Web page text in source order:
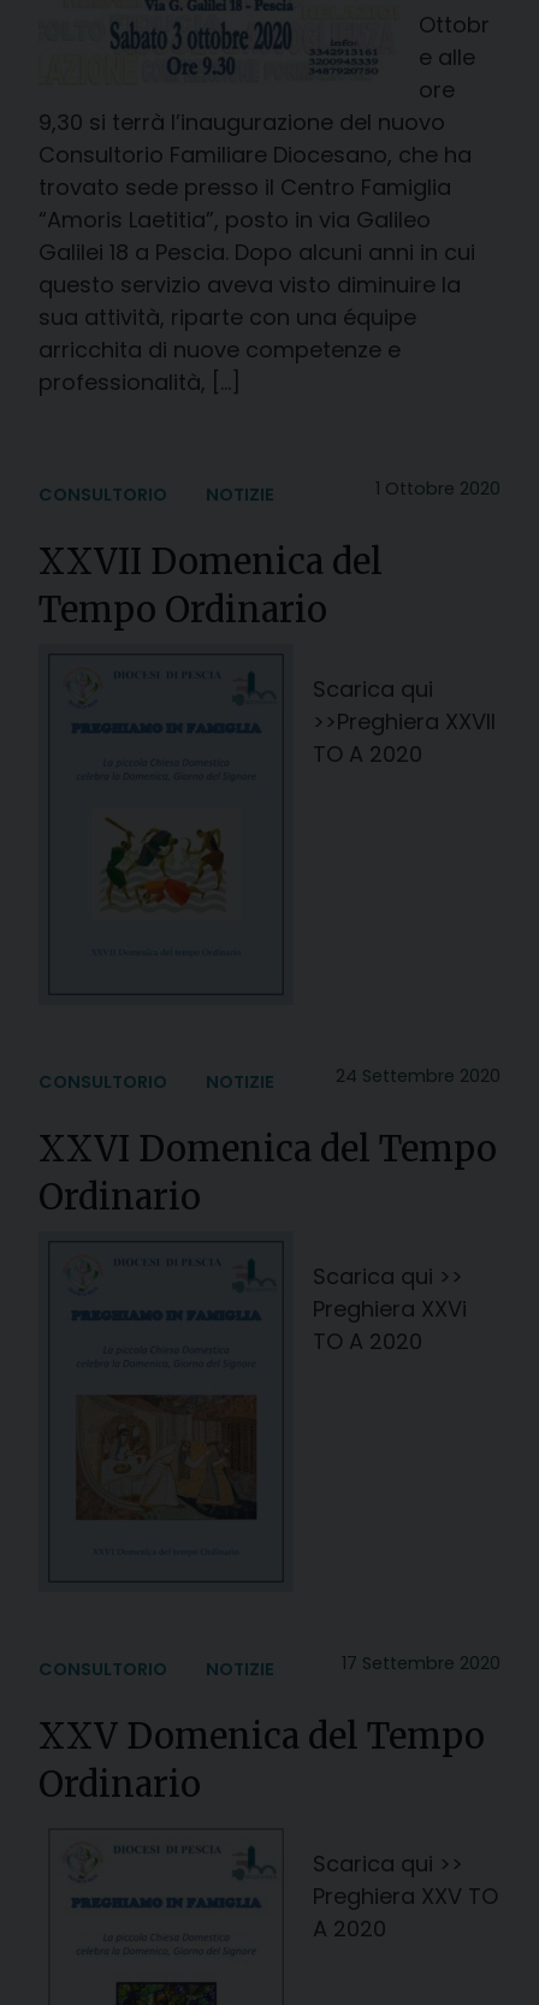
Ottobr
e alle
ore
9,30 si terrà l’inaugurazione del nuovo
Consultorio Familiare Diocesano, che ha
trovato sede presso il Centro Famiglia
“Amoris Laetitia”, posto in via Galileo
Galilei 18 a Pescia. Dopo alcuni anni in cui
questo servizio aveva visto diminuire la
sua attività, riparte con una équipe
arricchita di nuove competenze e
professionalità, […]
1 Ottobre 2020
CONSULTORIO NOTIZIE
XXVII Domenica del
Tempo Ordinario
Scarica qui
>>Preghiera XXVII
TO A 2020
24 Settembre 2020
CONSULTORIO NOTIZIE
XXVI Domenica del Tempo
Ordinario
Scarica qui >>
Preghiera XXVi
TO A 2020
17 Settembre 2020
CONSULTORIO NOTIZIE
XXV Domenica del Tempo
Ordinario
Scarica qui >>
Preghiera XXV TO
A 2020